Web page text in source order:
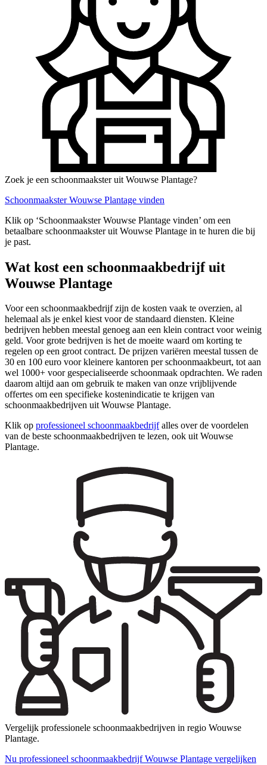
Zoek je een schoonmaakster uit Wouwse Plantage?
Schoonmaakster Wouwse Plantage vinden
Klik op ‘Schoonmaakster Wouwse Plantage vinden’ om een
betaalbare schoonmaakster uit Wouwse Plantage in te huren die bij
je past.
Wat kost een schoonmaakbedrijf uit
Wouwse Plantage
Voor een schoonmaakbedrijf zijn de kosten vaak te overzien, al
helemaal als je enkel kiest voor de standaard diensten. Kleine
bedrijven hebben meestal genoeg aan een klein contract voor weinig
geld. Voor grote bedrijven is het de moeite waard om korting te
regelen op een groot contract. De prijzen variëren meestal tussen de
30 en 100 euro voor kleinere kantoren per schoonmaakbeurt, tot aan
wel 1000+ voor gespecialiseerde schoonmaak opdrachten. We raden
daarom altijd aan om gebruik te maken van onze vrijblijvende
offertes om een specifieke kostenindicatie te krijgen van
schoonmaakbedrijven uit Wouwse Plantage.
Klik op professioneel schoonmaakbedrijfalles over de voordelen
van de beste schoonmaakbedrijven te lezen, ook uit Wouwse
Plantage.
Vergelijk professionele schoonmaakbedrijven in regio Wouwse
Plantage.
Nu professioneel schoonmaakbedrijf Wouwse Plantage vergelijken